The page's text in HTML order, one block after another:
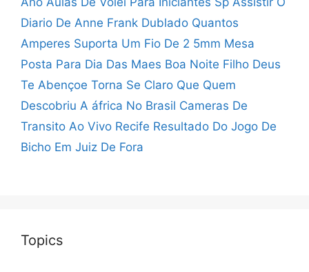
Diario De Anne Frank Dublado Quantos
Amperes Suporta Um Fio De 2 5mm Mesa
Posta Para Dia Das Maes Boa Noite Filho Deus
Te Abençoe Torna Se Claro Que Quem
Descobriu A áfrica No Brasil Cameras De
Transito Ao Vivo Recife Resultado Do Jogo De
Bicho Em Juiz De Fora
Topics